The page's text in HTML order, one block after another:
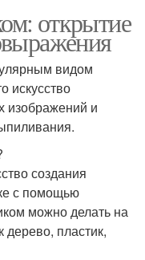
открытие
видом
искусство
изображений и
создания
с помощью
можно делать на
дерево, пластик,